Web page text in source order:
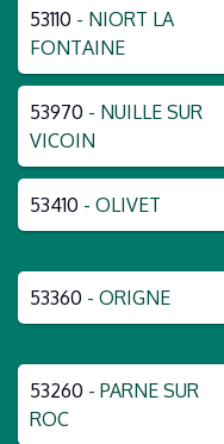
53110 - NIORT LA
FONTAINE
53970 - NUILLE SUR
VICOIN
53410 - OLIVET
53360 - ORIGNE
53260 - PARNE SUR
ROC